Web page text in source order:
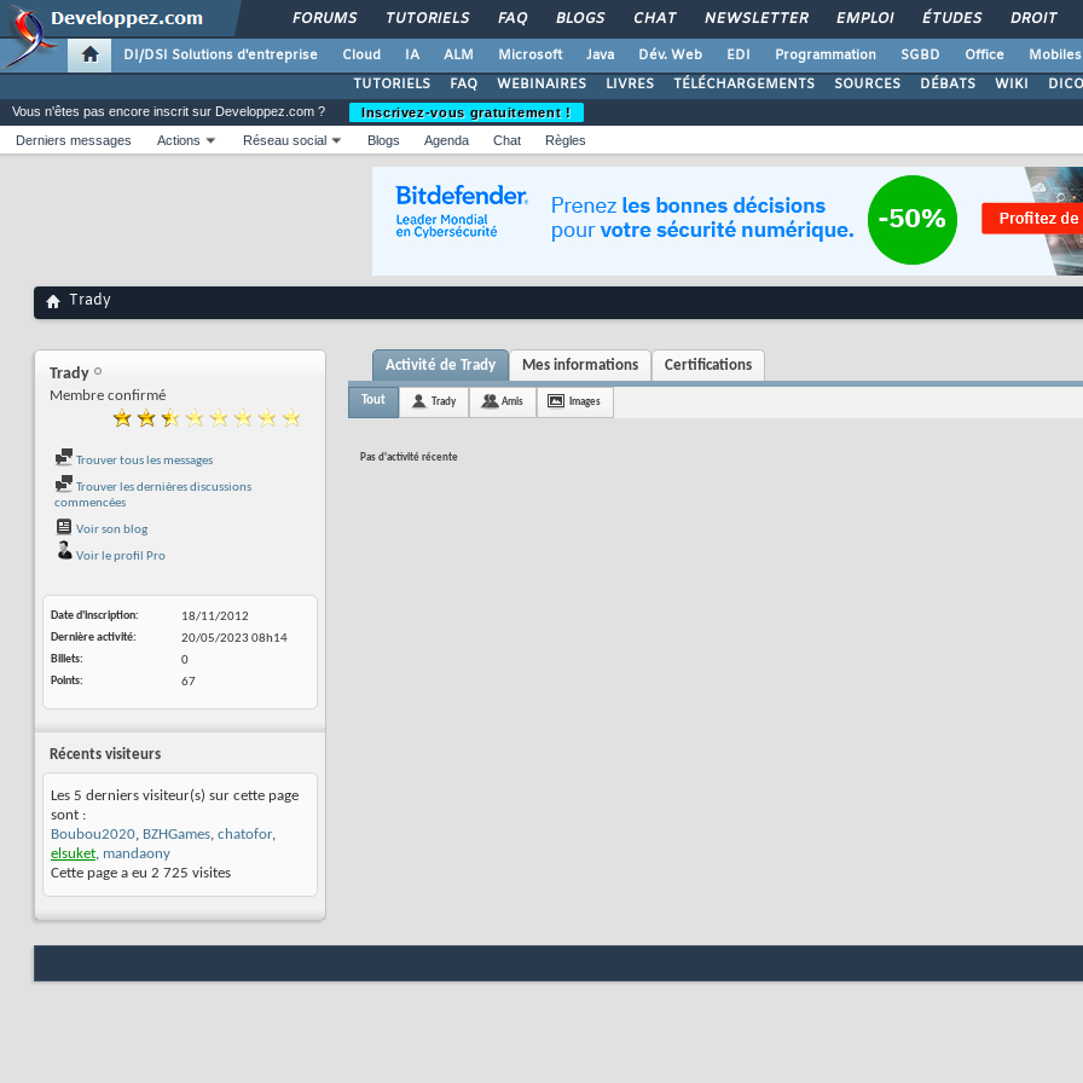
FORUMS TUTORIELS FAQ BLOGS CHAT NEWSLETTER EMPLOI ÉTUDES DROIT
DI/DSI Solutions d'entreprise Cloud IA ALM Microsoft Java Dév. Web EDI Programmation SGBD Office Mobiles
TUTORIELS
FAQ WEBINAIRES LIVRES TÉLÉCHARGEMENTS SOURCES DÉBATS WIKI DICO
Vous n'êtes pas encore inscrit sur Developpez.com ?
Inscrivez-vous gratuitement !
Derniers messages
Actions Réseau social Blogs Agenda Chat Règles
Trady
Trady
Membre confirmé
Trouver tous les messages
Trouver les dernières discussions
commencées
Voir son blog
Voir le profil Pro
Date d'inscription
18/11/2012
Dernière activité
20/05/2023 08h14
Billets
0
Points
67
Récents visiteurs
Les 5 derniers visiteur(s) sur cette page
sont :
Boubou2020, BZHGames, chatofor,
elsuket, mandaony
Cette page a eu 2 725 visites
Activité de Trady Mes informations Certifications
Tout Trady Amis Images
Pas d'activité récente